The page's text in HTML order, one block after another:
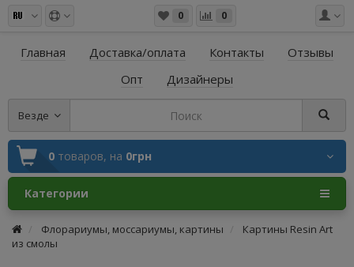
0 0
Главная Доставка/оплата Контакты
Отзывы
Опт
Дизайнеры
Везде
0 товаров, на 0грн
Категории
Флорариумы, моссариумы, картины
Картины Resin Art
из смолы